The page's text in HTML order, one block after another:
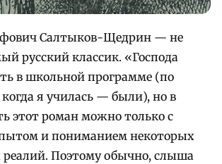
Салтыков-Щедрин — не
русский классик. «Господа
в школьной программе (по
я училась — были), но в
этот роман можно только с
и пониманием некоторых
реалий. Поэтому обычно, слыша